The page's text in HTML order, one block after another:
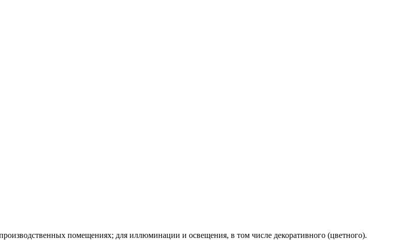
помещениях; для иллюминации и освещения, в том числе декоративного (цветного).